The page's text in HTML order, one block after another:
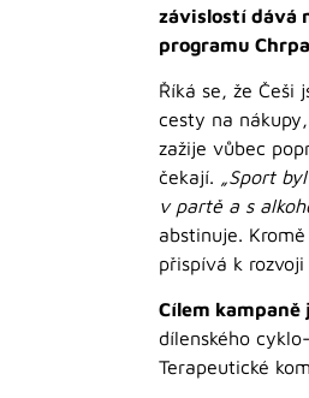
závislostí dává
programu
Říká se, že
cesty na
zažije vůbec
čekají. „Sport
v partě a s
abstinuje.
přispívá k
Cílem kampaně
dílenského
Terapeutické